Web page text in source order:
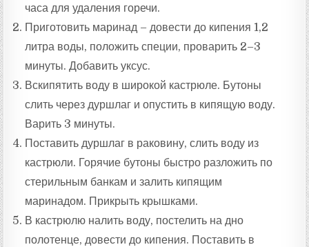
часа для удаления горечи.
Приготовить маринад – довести до кипения 1,2
литра воды, положить специи, проварить 2–3
минуты. Добавить уксус.
Вскипятить воду в широкой кастрюле. Бутоны
слить через дуршлаг и опустить в кипящую воду.
Варить 3 минуты.
Поставить дуршлаг в раковину, слить воду из
кастрюли. Горячие бутоны быстро разложить по
стерильным банкам и залить кипящим
маринадом. Прикрыть крышками.
В кастрюлю налить воду, постелить на дно
полотенце, довести до кипения. Поставить в